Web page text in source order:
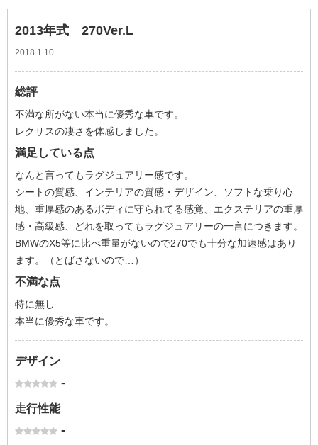
2013年式 270Ver.L
2018.1.10
総評
不満な所がない本当に優秀な車です。
レクサスの凄さを体感しました。
満足している点
なんと言ってもラグジュアリー感です。
シートの質感、インテリアの質感・デザイン、ソフトな乗り心
地、重厚感のあるボディに守られてる感覚、エクステリアの重厚
感・高級感、どれを取ってもラグジュアリーの一言につきます。
BMWのX5等に比べ重量がないので270でも十分な加速感はあり
ます。（とばさないので…）
不満な点
特に無し
本当に優秀な車です。
デザイン
-
走行性能
-